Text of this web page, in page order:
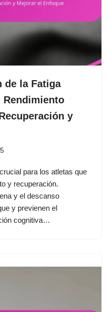
de la Fatiga
Rendimiento
y
para los atletas que
y recuperación.
y el descanso
y previenen el
cognitiva…